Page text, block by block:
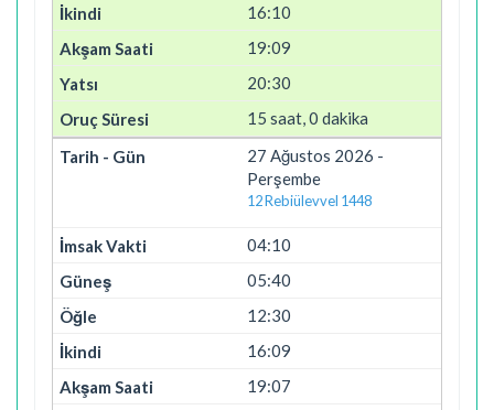
16:10
19:09
20:30
15 saat, 0 dakika
27 Ağustos 2026 -
Perşembe
12 Rebiülevvel 1448
04:10
05:40
12:30
16:09
19:07